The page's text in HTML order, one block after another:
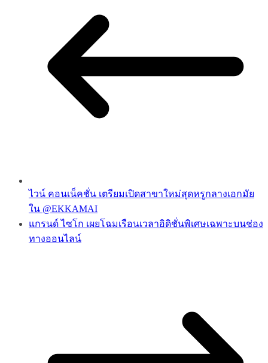
ไวน์ คอนเน็คชั่น เตรียมเปิดสาขาใหม่สุดหรูกลางเอกมัย
ใน @EKKAMAI
แกรนด์ ไซโก เผยโฉมเรือนเวลาอิดิชั่นพิเศษเฉพาะบนช่อง
ทางออนไลน์